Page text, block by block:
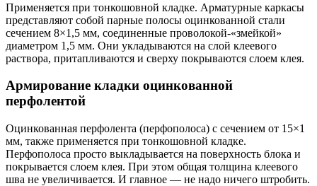
Применяется при тонкошовной кладке. Арматурные каркасы
представляют собой парные полосы оцинкованной стали
сечением 8×1,5 мм, соединенные проволокой-«змейкой»
диаметром 1,5 мм. Они укладываются на слой клеевого
раствора, притапливаются и сверху покрываются слоем клея.
Армирование кладки оцинкованной
перфолентой
Оцинкованная перфолента (перфополоса) с сечением от 15×1
мм, также применяется при тонкошовной кладке.
Перфополоса просто выкладывается на поверхность блока и
покрывается слоем клея. При этом общая толщина клеевого
шва не увеличивается. И главное — не надо ничего штробить.